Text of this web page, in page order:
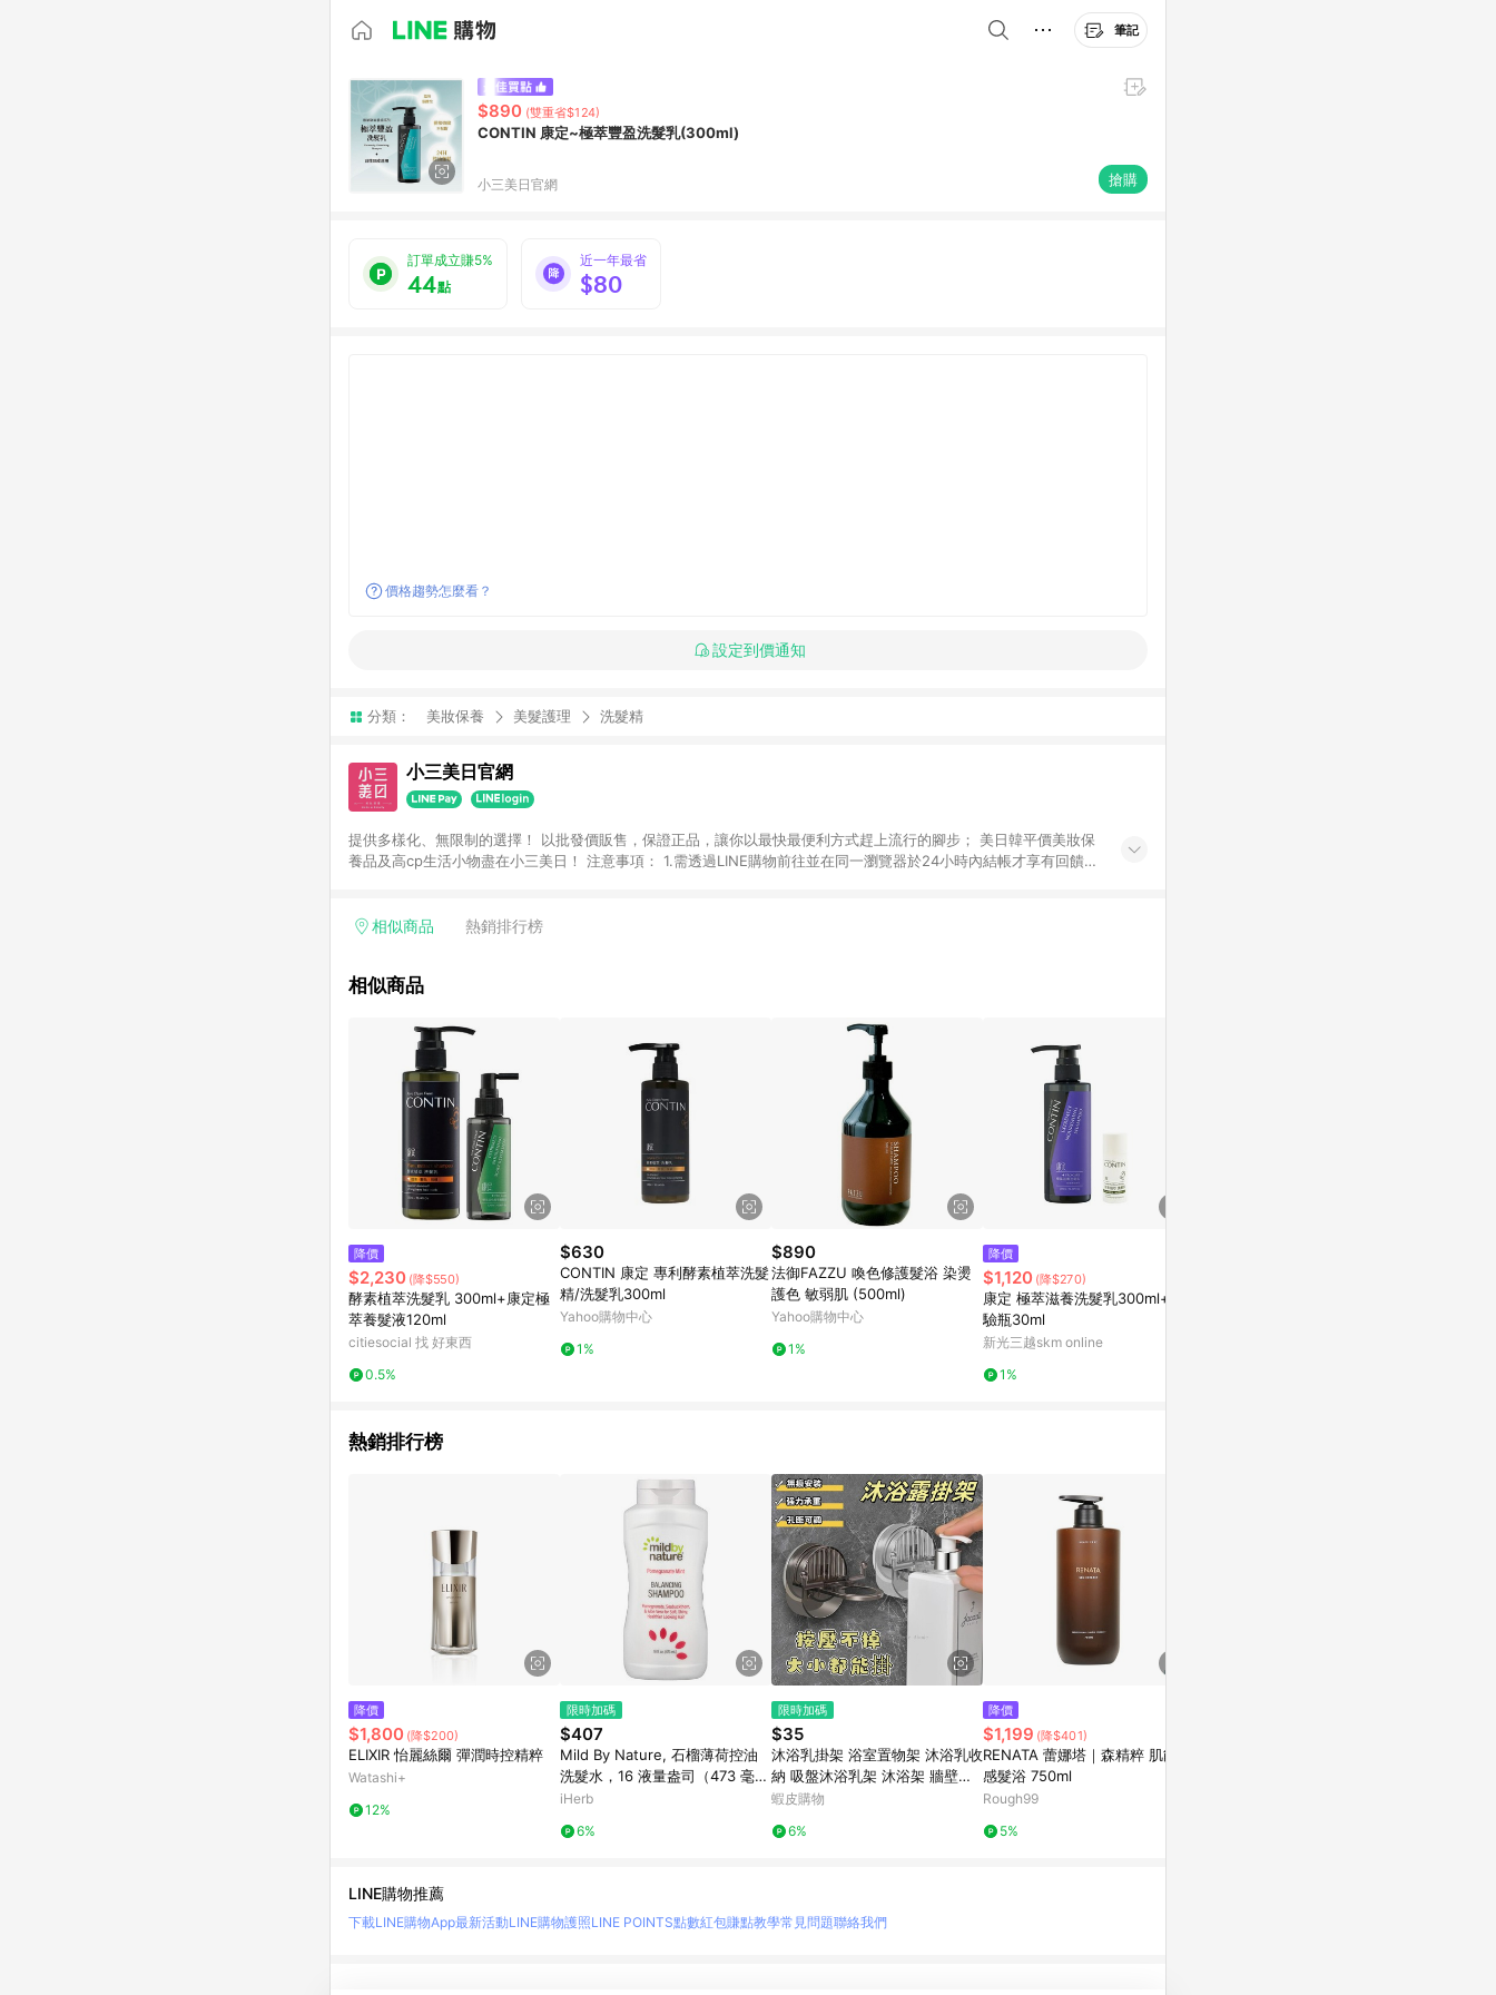
筆記
$890 (雙重省$124)
CONTIN 康定~極萃豐盈洗髮乳(300ml)
小三美日官網 搶購
訂單成立賺5%
44點
近一年最省
$80
價格趨勢怎麼看？
設定到價通知
分類： 美妝保養 美髮護理 洗髮精
小三美日官網
提供多樣化、無限制的選擇！ 以批發價販售，保證正品，讓你以最快最便利方式趕上流行的腳步； 美日韓平價美妝保
養品及高cp生活小物盡在小三美日！ 注意事項： 1.需透過LINE購物前往並在同一瀏覽器於24小時內結帳才享有回饋
依扣除前述所有折讓金額，得最終之金額贈點。 例1：訂單總金額為500元，已達免運門檻，使用50元折扣(折價券或
額，得最終金額320元贈點。 例3：訂單總金額為199元，使用免運券折抵60元運費，因未達原設定之免運門檻，故運
相似商品 熱銷排行榜
相似商品
降價
$2,230 (降$550)
酵素植萃洗髮乳 300ml+康定極
萃養髮液120ml
citiesocial 找 好東西
0.5%
$630
CONTIN 康定 專利酵素植萃洗髮
精/洗髮乳300ml
Yahoo購物中心
1%
$890
法御FAZZU 喚色修護髮浴 染燙
護色 敏弱肌 (500ml)
Yahoo購物中心
1%
降價
$1,120 (降$270)
康定 極萃滋養洗髮乳300ml+體
驗瓶30ml
新光三越skm online
1%
熱銷排行榜
降價
$1,800 (降$200)
ELIXIR 怡麗絲爾 彈潤時控精粹
Watashi+
12%
限時加碼
$407
Mild By Nature, 石榴薄荷控油
洗髮水，16 液量盎司（473 毫
升）
iHerb
6%
限時加碼
$35
沐浴乳掛架 浴室置物架 沐浴乳收
納 吸盤沐浴乳架 沐浴架 牆壁置
物架 洗髮精架 沐浴乳掛勾 浴室
蝦皮購物
6%
降價
$1,199 (降$401)
RENATA 蕾娜塔｜森精粹 肌能水
感髮浴 750ml
Rough99
5%
LINE購物推薦
下載LINE購物App最新活動LINE購物護照LINE POINTS點數紅包賺點教學常見問題聯絡我們